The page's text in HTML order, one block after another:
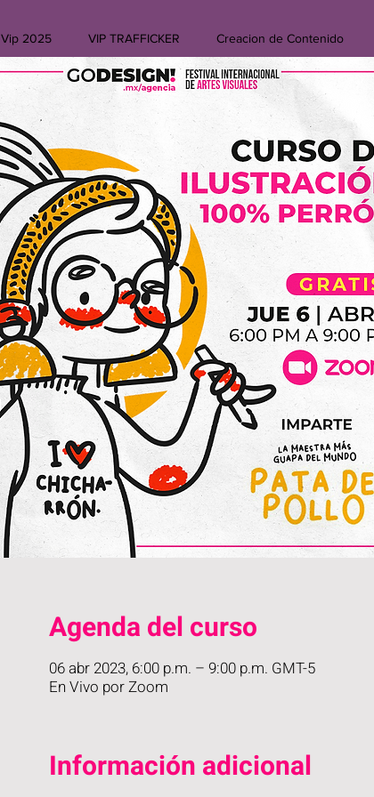
Vip 2025 VIP TRAFFICKER Creacion de Contenido
Agenda del curso
06 abr 2023, 6:00 p.m. – 9:00 p.m. GMT-5
En Vivo por Zoom
Información adicional